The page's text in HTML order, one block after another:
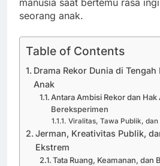
seorang anak.
Table of Contents
Drama Rekor Dunia di Tengah
Anak
Antara Ambisi Rekor dan Hak
Bereksperimen
Viralitas, Tawa Publik,
Jerman, Kreativitas Publik,
Ekstrem
Tata Ruang, Keamanan, dan